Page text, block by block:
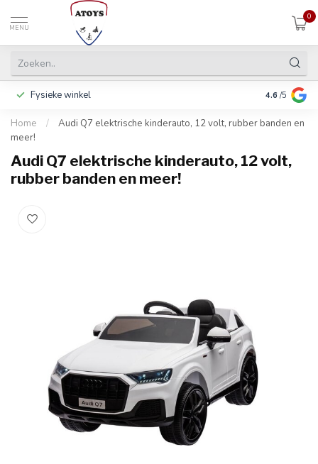
MENU
0
Fysieke winkel Inclusief
4.6 /5
Home /
Audi Q7 elektrische kinderauto, 12 volt, rubber banden en
meer!
Audi Q7 elektrische kinderauto, 12 volt,
rubber banden en meer!